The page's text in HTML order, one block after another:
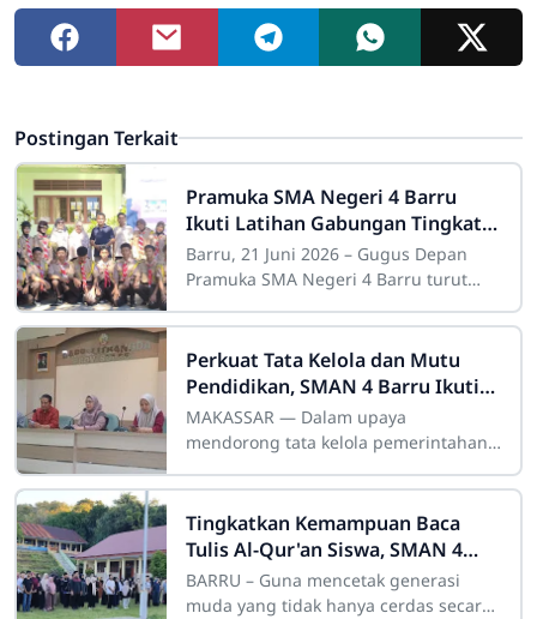
Postingan Terkait
Pramuka SMA Negeri 4 Barru
Ikuti Latihan Gabungan Tingkat
Penegak di SMA Negeri 1 Barru
Barru, 21 Juni 2026 – Gugus Depan
Pramuka SMA Negeri 4 Barru turut
Gabungan Tingkat Penegak yang
dilaksanakan di
Perkuat Tata Kelola dan Mutu
Pendidikan, SMAN 4 Barru Ikuti
Bimtek Inovasi Daerah
Bappelitbangda Sulsel
MAKASSAR — Dalam upaya
mendorong tata kelola pemerintahan
pelayanan publik, Badan Perencanaan,
Pembangunan,
Tingkatkan Kemampuan Baca
Tulis Al-Qur'an Siswa, SMAN 4
Barru Gelar Kemah Literasi
BARRU – Guna mencetak generasi
muda yang tidak hanya cerdas secara